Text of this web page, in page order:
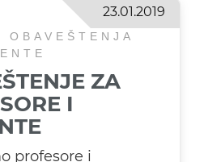
23.01.2019
ZA
I
profesore i